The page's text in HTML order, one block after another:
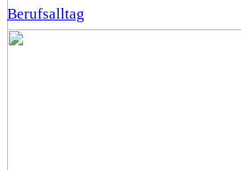
Berufsalltag